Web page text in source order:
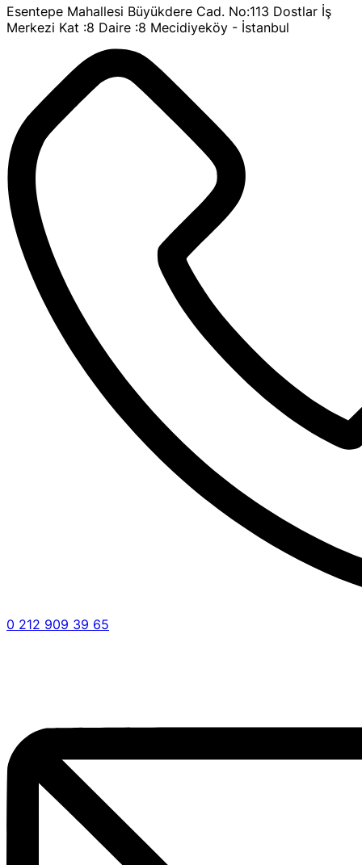
Esentepe Mahallesi Büyükdere Cad. No:113 Dostlar İş
Merkezi Kat :8 Daire :8 Mecidiyeköy - İstanbul
0 212 909 39 65